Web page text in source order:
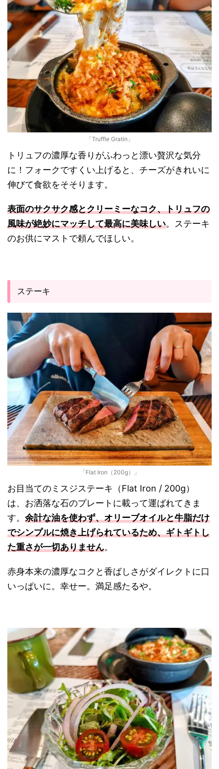
「Truffle Gratin」
トリュフの濃厚な香りがふわっと漂い贅沢な気分
に！フォークですくい上げると、チーズがきれいに
伸びて食欲をそそります。
表面のサクサク感とクリーミーなコク、トリュフの
風味が絶妙にマッチして最高に美味しい。ステーキ
のお供にマストで頼んでほしい。
ステーキ
「Flat Iron（200g）」
お目当てのミスジステーキ（Flat Iron / 200g）
は、お洒落な石のプレートに載って運ばれてきま
す。 余計な油を使わず、オリーブオイルと牛脂だけ
でシンプルに焼き上げられているため、ギトギトし
た重さが一切ありません。
赤身本来の濃厚なコクと香ばしさがダイレクトに口
いっぱいに。幸せー。満足感たるや。